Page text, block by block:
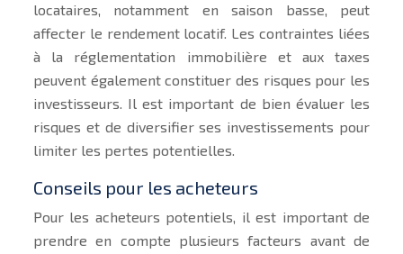
locataires, notamment en saison basse, peut
affecter le rendement locatif. Les contraintes liées
à la réglementation immobilière et aux taxes
peuvent également constituer des risques pour les
investisseurs. Il est important de bien évaluer les
risques et de diversifier ses investissements pour
limiter les pertes potentielles.
Conseils pour les acheteurs
Pour les acheteurs potentiels, il est important de
prendre en compte plusieurs facteurs avant de